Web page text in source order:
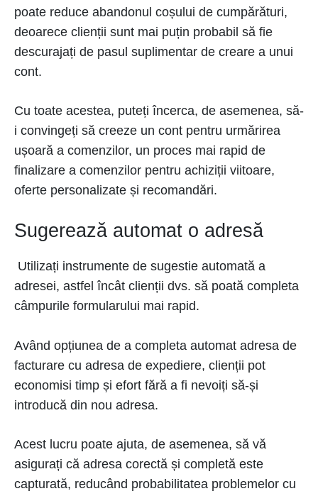
poate reduce abandonul coșului de cumpărături,
deoarece clienții sunt mai puțin probabil să fie
descurajați de pasul suplimentar de creare a unui
cont.
Cu toate acestea, puteți încerca, de asemenea, să-
i convingeți să creeze un cont pentru urmărirea
ușoară a comenzilor, un proces mai rapid de
finalizare a comenzilor pentru achiziții viitoare,
oferte personalizate și recomandări.
Sugerează automat o adresă
Utilizați instrumente de sugestie automată a
adresei, astfel încât clienții dvs. să poată completa
câmpurile formularului mai rapid.
Având opțiunea de a completa automat adresa de
facturare cu adresa de expediere, clienții pot
economisi timp și efort fără a fi nevoiți să-și
introducă din nou adresa.
Acest lucru poate ajuta, de asemenea, să vă
asigurați că adresa corectă și completă este
capturată, reducând probabilitatea problemelor cu